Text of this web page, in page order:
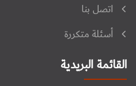
اتصل بنا
أسئلة متكررة
القائمة البريدية